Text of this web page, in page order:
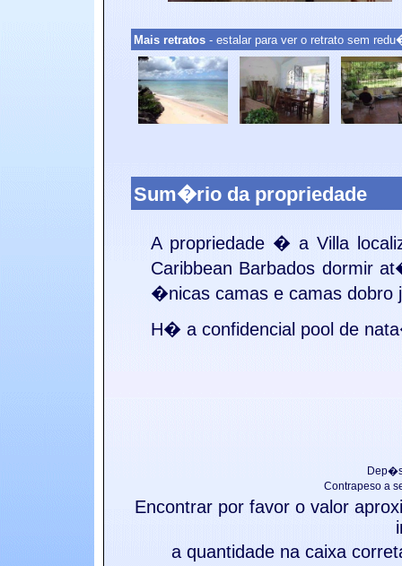
Mais retratos - estalar para ver o retrato sem
Sum�rio da propriedade
A propriedade � a Villa
Caribbean Barbados dormir
�nicas camas e camas dobro
H� a confidencial pool de
Contrapeso a
Encontrar por favor o valor
a quantidade na caixa